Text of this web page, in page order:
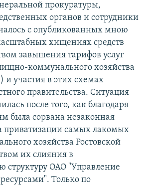
прокуратуры,
органов и сотрудники
с опубликованных мною
хищениях средств
завышения тарифов услуг
коммунального хозяйства
и участия в этих схемах
правительства. Ситуация
после того, как благодаря
была сорвана незаконная
приватизации самых лакомых
хозяйства Ростовской
их слияния в
структуру ОАО "Управление
Только по